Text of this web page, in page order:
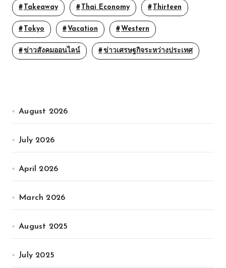
Takeaway Thai Economy Thirteen
Tokyo Vacation Western
ข่าวสังคมออนไลน์ ข่าวเศรษฐกิจระหว่างประเทศ
August 2026
July 2026
April 2026
March 2026
August 2025
July 2025